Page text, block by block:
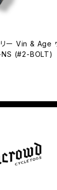
リー Vin & Age
NS (#2-BOLT)